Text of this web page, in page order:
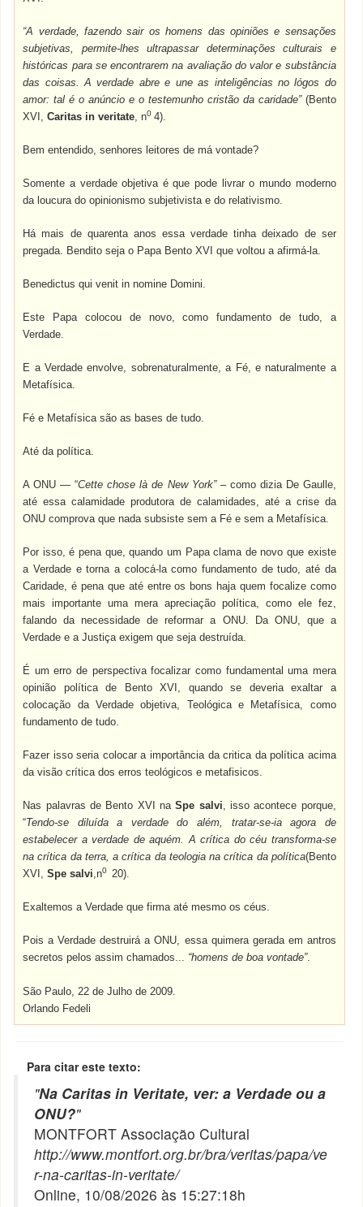
“A verdade, fazendo sair os homens das opiniões e sensações
subjetivas, permite-lhes ultrapassar determinações culturais e
históricas para se encontrarem na avaliação do valor e substância
das coisas. A verdade abre e une as inteligências no lógos do
amor: tal é o anúncio e o testemunho cristão da caridade” (Bento
XVI,Caritas in veritate, n0 4).
Bem entendido, senhores leitores de má vontade?
Somente a verdade objetiva é que pode livrar o mundo moderno
da loucura do opinionismo subjetivista e do relativismo.
Há mais de quarenta anos essa verdade tinha deixado de ser
pregada. Bendito seja o Papa Bento XVI que voltou a afirmá-la.
Benedictus qui venit in nomine Domini.
Este Papa colocou de novo, como fundamento de tudo, a
Verdade.
E a Verdade envolve, sobrenaturalmente, a Fé, e naturalmente a
Metafísica.
Fé e Metafísica são as bases de tudo.
Até da política.
A ONU — “Cette chose là de New York”– como dizia De Gaulle,
até essa calamidade produtora de calamidades, até a crise da
ONU comprova que nada subsiste sem a Fé e sem a Metafísica.
Por isso, é pena que, quando um Papa clama de novo que existe
a Verdade e torna a colocá-la como fundamento de tudo, até da
Caridade, é pena que até entre os bons haja quem focalize como
mais importante uma mera apreciação política, como ele fez,
falando da necessidade de reformar a ONU. Da ONU, que a
Verdade e a Justiça exigem que seja destruída.
É um erro de perspectiva focalizar como fundamental uma mera
opinião política de Bento XVI, quando se deveria exaltar a
colocação da Verdade objetiva, Teológica e Metafísica, como
fundamento de tudo.
Fazer isso seria colocar a importância da critica da política acima
da visão crítica dos erros teológicos e metafisicos.
Nas palavras de Bento XVI naSpe salvi, isso acontece porque,
“Tendo-se diluída a verdade do além, tratar-se-ia agora de
estabelecer a verdade de aquém. A crítica do céu transforma-se
na crítica da terra, a crítica da teologia na crítica da política(Bento
XVI,Spe salvi,n0 20).
Exaltemos a Verdade que firma até mesmo os céus.
Pois a Verdade destruirá a ONU, essa quimera gerada em antros
secretos pelos assim chamados... “homens de boa vontade”.
São Paulo, 22 de Julho de 2009.
Orlando Fedeli
Para citar este texto:
"Na Caritas in Veritate, ver: a Verdade ou a
ONU?"
MONTFORT Associação Cultural
http://www.montfort.org.br/bra/veritas/papa/ve
r-na-caritas-in-veritate/
Online, 10/08/2026 às 15:27:18h